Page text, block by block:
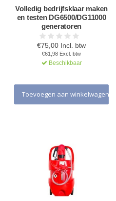
Volledig bedrijfsklaar maken
en testen DG6500/DG11000
generatoren
€75,00 Incl. btw
€61,98 Excl. btw
Beschikbaar
Toevoegen aan winkelwagen